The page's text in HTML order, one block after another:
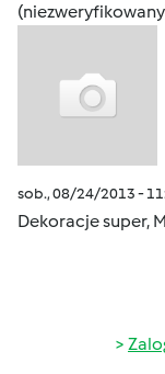
sob., 08/24/2013 -
Dekoracje super,